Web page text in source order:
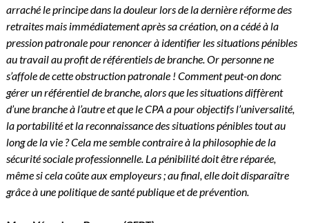
arraché le principe dans la douleur lors de la dernière réforme des
retraites mais immédiatement après sa création, on a cédé à la
pression patronale pour renoncer à identifier les situations pénibles
au travail au profit de référentiels de branche. Or personne ne
s’affole de cette obstruction patronale ! Comment peut-on donc
gérer un référentiel de branche, alors que les situations diffèrent
d’une branche à l’autre et que le CPA a pour objectifs l’universalité,
la portabilité et la reconnaissance des situations pénibles tout au
long de la vie ? Cela me semble contraire à la philosophie de la
sécurité sociale professionnelle. La pénibilité doit être réparée,
même si cela coûte aux employeurs ; au final, elle doit disparaître
grâce à une politique de santé publique et de prévention.